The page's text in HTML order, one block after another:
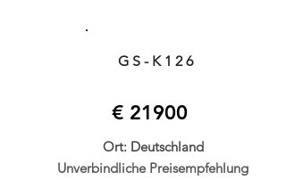
GS-K126
€ 21900
Ort: Deutschland
Unverbindliche Preisempfehlung